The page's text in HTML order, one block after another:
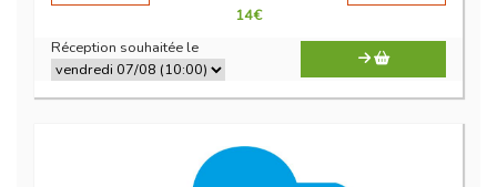
14€
Réception souhaitée le